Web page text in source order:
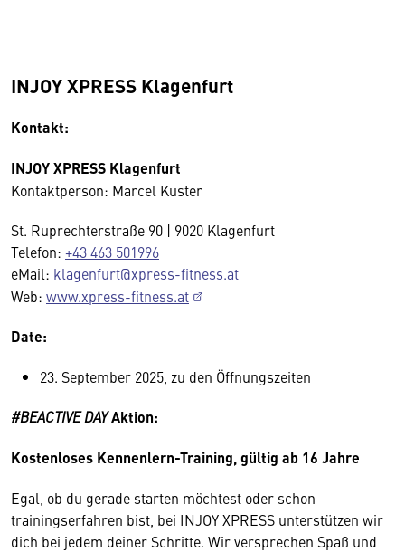
INJOY XPRESS Klagenfurt
Kontakt:
INJOY XPRESS Klagenfurt
Kontaktperson: Marcel Kuster
St. Ruprechterstraße 90 | 9020 Klagenfurt
Telefon: +43 463 501996
eMail: klagenfurt@xpress-fitness.at
Web: www.xpress-fitness.at
Date:
23. September 2025, zu den Öffnungszeiten
#BEACTIVE DAYAktion:
Kostenloses Kennenlern-Training, gültig ab 16 Jahre
Egal, ob du gerade starten möchtest oder schon
trainingserfahren bist, bei INJOY XPRESS unterstützen wir
dich bei jedem deiner Schritte. Wir versprechen Spaß und